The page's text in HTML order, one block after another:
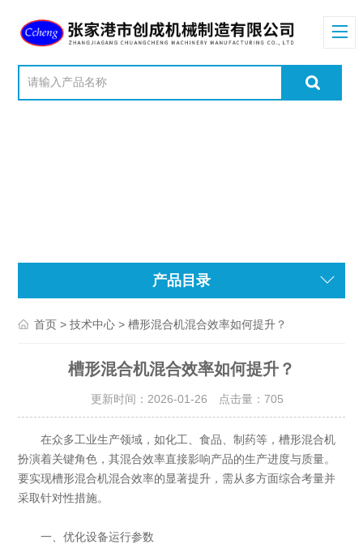
产品目录
首页 >技术中心 > 槽形混合机混合效率如何提升？
槽形混合机混合效率如何提升？
更新时间：2026-01-26 点击量： 705
在众多工业生产领域，如化工、食品、制药等，槽形混合机
扮演着关键角色，其混合效率直接影响产品的生产进度与质量。
要实现槽形混合机混合效率的显著提升，需从多方面综合考量并
采取针对性措施。
一、优化设备运行参数